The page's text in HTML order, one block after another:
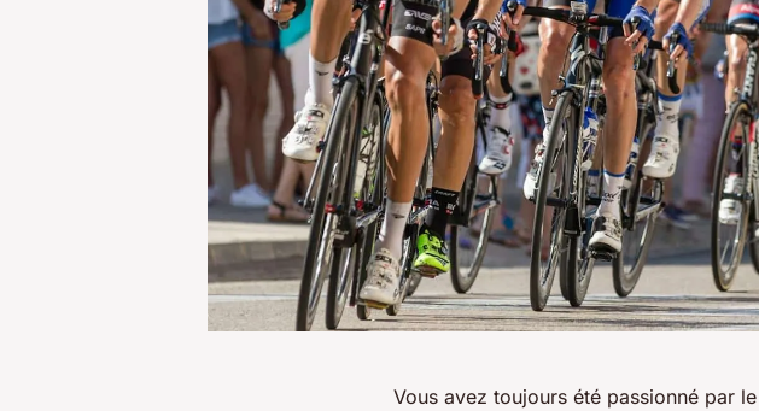
Vous avez toujours été passionné par le